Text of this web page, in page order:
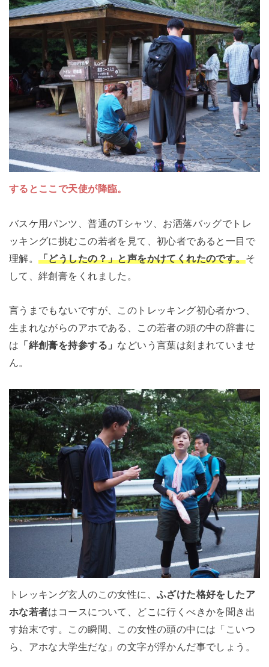
するとここで天使が降臨。
バスケ用パンツ、普通のTシャツ、お洒落バッグでトレ
ッキングに挑むこの若者を見て、初心者であると一目で
理解。「どうしたの？」と声をかけてくれたのです。そ
して、絆創膏をくれました。
言うまでもないですが、このトレッキング初心者かつ、
生まれながらのアホである、この若者の頭の中の辞書に
は 「絆創膏を持参する」 などいう言葉は刻まれていませ
ん。
トレッキング玄人のこの女性に、ふざけた格好をしたア
ホな若者はコースについて、どこに行くべきかを聞き出
す始末です。この瞬間、この女性の頭の中には「こいつ
ら、アホな大学生だな」の文字が浮かんだ事でしょう。